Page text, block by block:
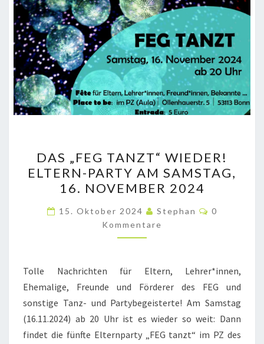
„FEG
TANZT“
WIEDER!
ELTERN-
PARTY
AM
16.
NOVEMBER
2024
DAS „FEG TANZT“ WIEDER!
ELTERN-PARTY AM SAMSTAG,
16. NOVEMBER 2024
15. Oktober 2024 Stephan
0
Kommentare
Tolle Nachrichten für Eltern, Lehrer*innen,
Ehemalige, Freunde und Förderer des FEG und
sonstige Tanz- und Partybegeisterte! Am Samstag
(16.11.2024) ab 20 Uhr ist es wieder so weit: Dann
findet die fünfte Elternparty „FEG tanzt“ im PZ des